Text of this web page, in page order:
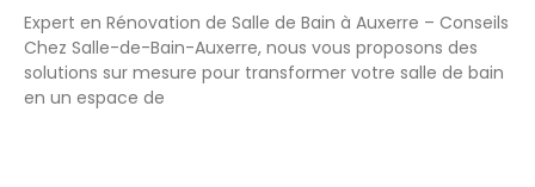
Expert en Rénovation de Salle de Bain à Auxerre – Conseils
Chez Salle-de-Bain-Auxerre, nous vous proposons des
solutions sur mesure pour transformer votre salle de bain
en un espace de